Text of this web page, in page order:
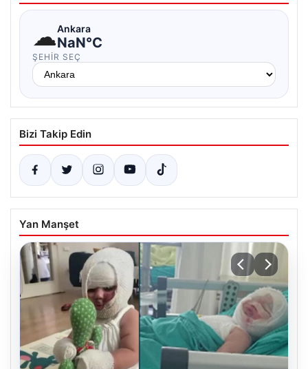
☁Ankara
NaN°C
ŞEHIR SEÇ
Bizi Takip Edin
Yan Manşet